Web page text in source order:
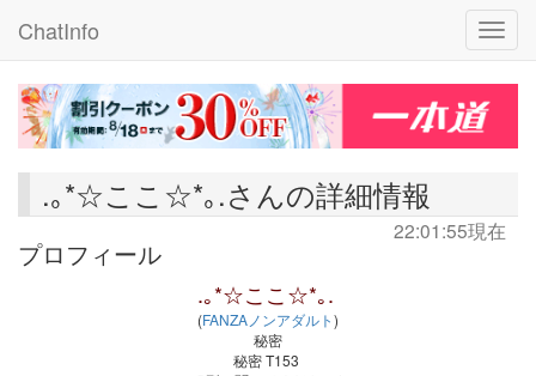
Toggle
ChatInfo
.｡*☆ここ☆*｡.さんの詳細情報
22:01:55現在
プロフィール
.｡*☆ここ☆*｡.
(FANZAノンアダルト)
秘密
秘密T153